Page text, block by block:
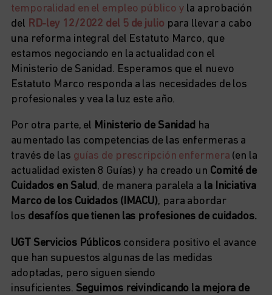
temporalidad en el empleo público y la aprobación
del RD-ley 12/2022 del 5 de julio para llevar a cabo
una reforma integral del Estatuto Marco, que
estamos negociando en la actualidad con el
Ministerio de Sanidad. Esperamos que el nuevo
Estatuto Marco responda a las necesidades de los
profesionales y vea la luz este año.
Por otra parte, el Ministerio de Sanidad ha
aumentado las competencias de las enfermeras a
través de las guías de prescripción enfermera (en la
actualidad existen 8 Guías) y ha creado un Comité de
Cuidados en Salud, de manera paralela a la Iniciativa
Marco de los Cuidados (IMACU), para abordar
los desafíos que tienen las profesiones de cuidados.
UGT Servicios Públicosconsidera positivo el avance
que han supuestos algunas de las medidas
adoptadas, pero siguen siendo
insuficientes. Seguimos reivindicando la mejora de